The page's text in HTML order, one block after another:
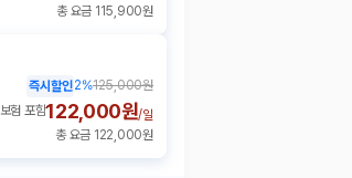
총 요금 115,900원
즉시할인2%125,000원
보험 포함122,000원/일
총 요금 122,000원